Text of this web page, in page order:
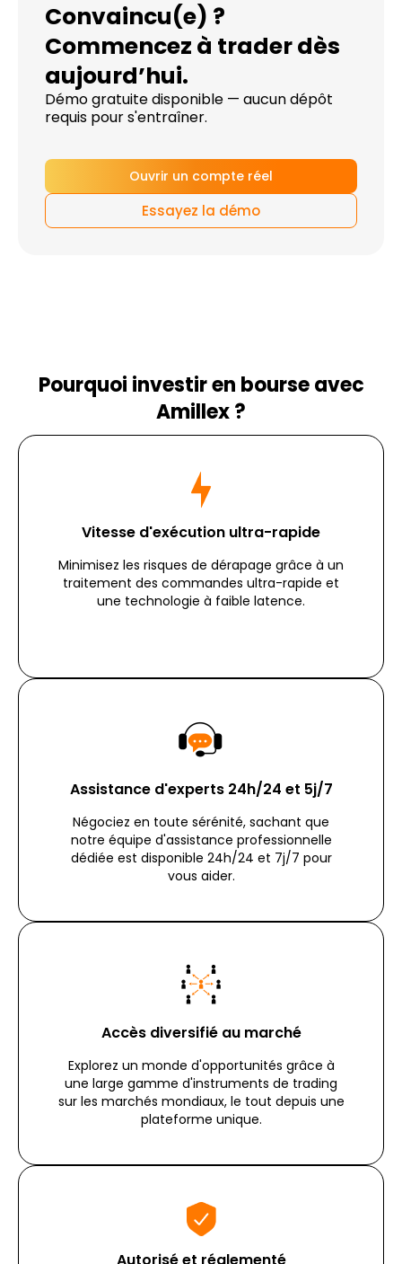
Convaincu(e) ?
Commencez à trader dès
aujourd’hui.
Démo gratuite disponible — aucun dépôt
requis pour s'entraîner.
Ouvrir un compte réel
Essayez la démo
Pourquoi investir en bourse avec
Amillex ?
Vitesse d'exécution ultra-rapide
Minimisez les risques de dérapage grâce à un
traitement des commandes ultra-rapide et
une technologie à faible latence.
Assistance d'experts 24h/24 et 5j/7
Négociez en toute sérénité, sachant que
notre équipe d'assistance professionnelle
dédiée est disponible 24h/24 et 7j/7 pour
vous aider.
Accès diversifié au marché
Explorez un monde d'opportunités grâce à
une large gamme d'instruments de trading
sur les marchés mondiaux, le tout depuis une
plateforme unique.